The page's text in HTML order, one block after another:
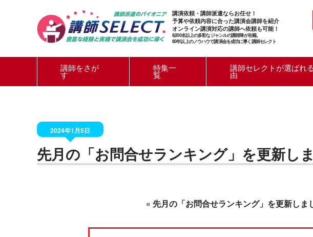
講演依頼・講師派遣ならお任せ！
予算や依頼内容に合った講演会講師を紹介
オンライン講演対応の講師へ依頼も可能！
8,000名以上の多彩なジャンルの講師陣が在籍。
60年以上のノウハウで講演会を成功に導く講師セレクト
講師をさが
す
特集一
覧
講師セレクトが選ばれ
由
2024年1月5日
先月の「お問合せランキング」を更新し
« 先月の「お問合せランキング」を更新しま